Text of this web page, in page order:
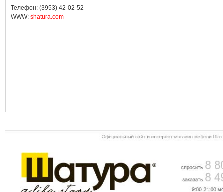
Телефон: (3953) 42-02-52
WWW: shatura.com